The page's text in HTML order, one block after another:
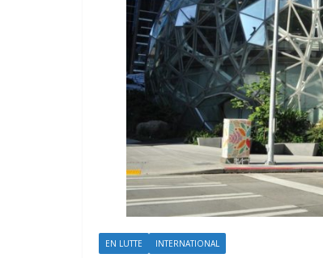
EN LUTTE INTERNATIONAL